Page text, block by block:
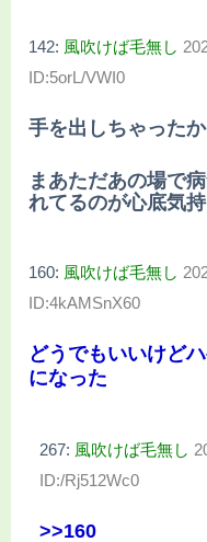
142: 風吹けば毛無し
ID:5orL/VWI0
手を出しちゃった
まあただあの場で
れてるのが心底気
160: 風吹けば毛無し
ID:4kAMSnX60
どうでもいいけど
になった
267: 風吹けば毛無し
ID:/Rj512Wc0
>>160